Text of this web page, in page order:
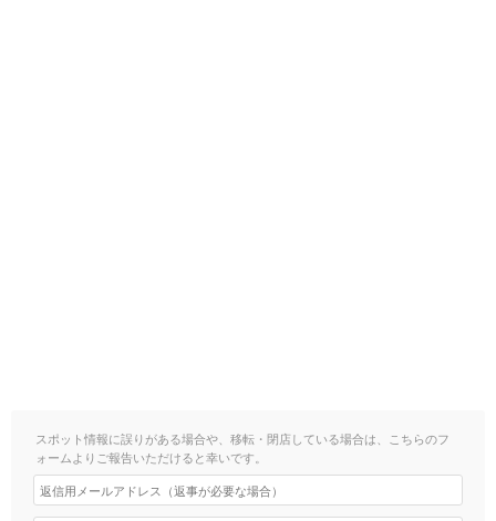
スポット情報に誤りがある場合や、移転・閉店している場合は、こちらのフ
ォームよりご報告いただけると幸いです。